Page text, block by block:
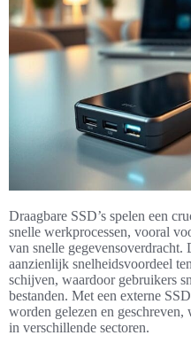
Draagbare SSD’s spelen een
snelle werkprocessen, vooral
van snelle gegevensoverdracht.
aanzienlijk snelheidsvoordeel
schijven, waardoor gebruikers
bestanden. Met een externe
worden gelezen en
in verschillende sectoren.